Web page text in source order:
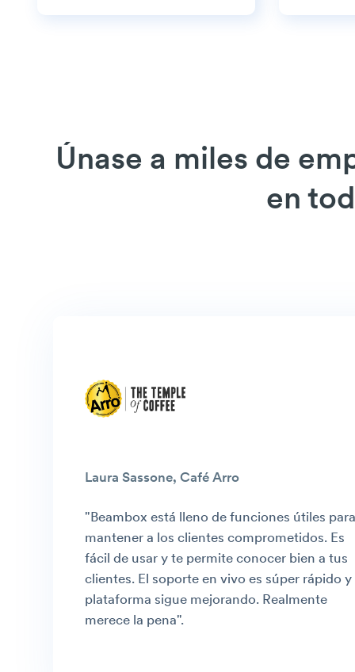
Únase a miles de
en
Laura Sassone, Café Arro
"Beambox está lleno de funciones útiles para
mantener a los clientes comprometidos. Es
fácil de usar y te permite conocer bien a tus
clientes. El soporte en vivo es súper rápido y
plataforma sigue mejorando. Realmente
merece la pena".